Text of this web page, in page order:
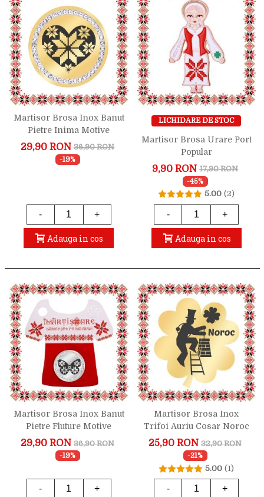
Martisor Brosa Inox Banut
Pietre Inima Motive
Traditionale Auriu
29,90 RON 36,90 RON
-19%
- +
Adauga in cos
LICHIDARE DE STOC
Martisor Brosa Urare Port
Popular
9,90 RON 17,90 RON
-45%
5.00 (2)
- +
Adauga in cos
Martisor Brosa Inox Banut
Pietre Fluture Motive
Traditionale Argintiu
29,90 RON 36,90 RON
-19%
- +
Martisor Brosa Inox
Trifoi Auriu Cosar Noroc
25,90 RON 32,90 RON
-21%
5.00 (1)
- +